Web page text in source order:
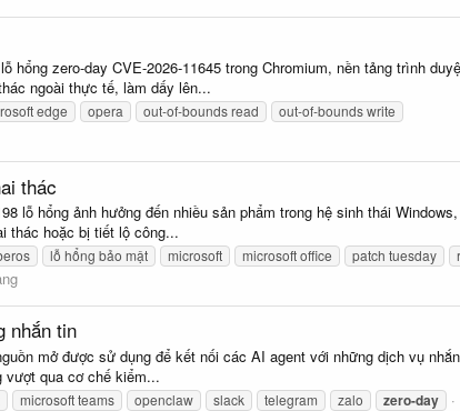
zero-day CVE-2026-11645 trong Chromium, nền tảng trình
ngoài thực tế, làm dấy lên...
edge opera out-of-bounds read
out-of-bounds write
thác
lỗ hổng ảnh hưởng đến nhiều sản phẩm trong hệ sinh thái
thác hoặc bị tiết lộ công...
lỗ hổng bảo mật microsoft microsoft office patch tuesday
nhắn tin
mở được sử dụng để kết nối các AI agent với những dịch vụ
vượt qua cơ chế kiểm...
microsoft teams openclaw slack telegram zalo zero-day